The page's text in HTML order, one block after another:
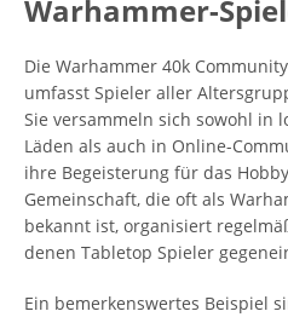
Warhammer-
Die Warhammer 40k
umfasst Spieler aller
Sie versammeln sich sowohl in
Läden als auch in Online-
ihre Begeisterung für das
Gemeinschaft, die oft als
bekannt ist, organisiert
denen Tabletop Spieler
Ein bemerkenswertes Beispiel